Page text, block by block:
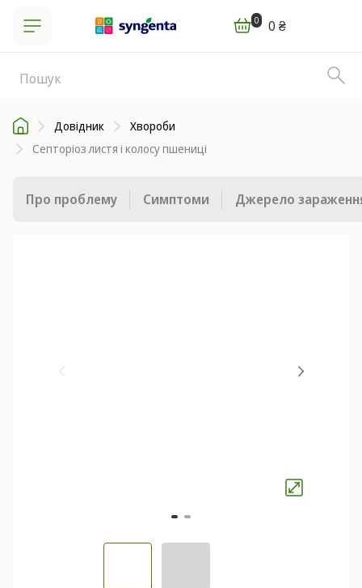
0 0 ₴
Довідник
Хвороби
Септоріоз листя і колосу пшениці
Про проблему Симптоми Джерело